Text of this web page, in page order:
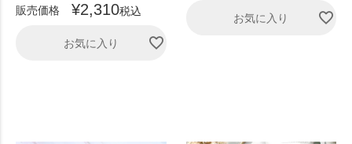
販売価格
¥2,310税込
お気に入り
お気に入り